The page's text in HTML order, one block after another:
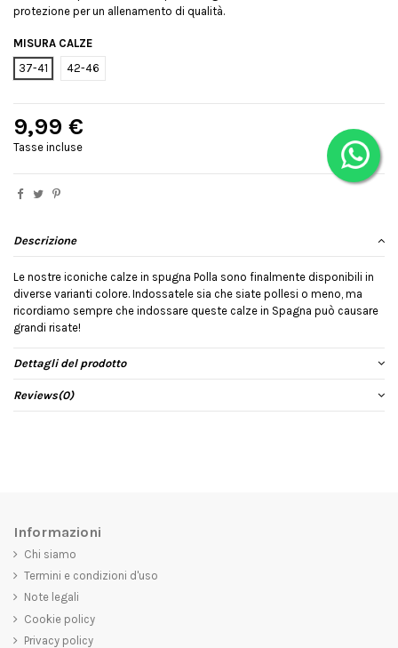
protezione per un allenamento di qualità.
MISURA CALZE
37-41
42-46
9,99 €
Tasse incluse
Descrizione
Le nostre iconiche calze in spugna Polla sono finalmente disponibili in
diverse varianti colore. Indossatele sia che siate pollesi o meno, ma
ricordiamo sempre che indossare queste calze in Spagna può causare
grandi risate!
Dettagli del prodotto
Reviews(0)
Informazioni
Chi siamo
Termini e condizioni d'uso
Note legali
Cookie policy
Privacy policy